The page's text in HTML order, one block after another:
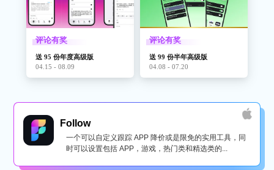
评论有奖
送 95 份年度高级版
04.15 - 08.09
评论有奖
送 99 份半年高级版
04.08 - 07.20
Follow
一个可以自定义跟踪 APP 降价或是限免的实用工具，同
时可以设置包括 APP，游戏，热门类和精选类的...